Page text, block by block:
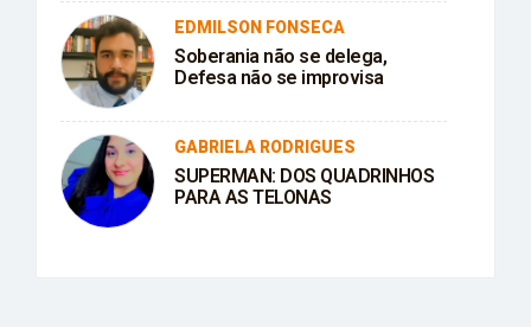
EDMILSON FONSECA
Soberania não se delega,
Defesa não se improvisa
GABRIELA RODRIGUES
SUPERMAN: DOS QUADRINHOS
PARA AS TELONAS